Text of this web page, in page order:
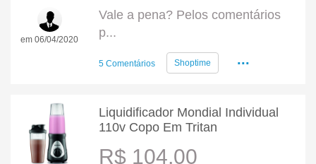
em 06/04/2020
Vale a pena? Pelos comentários
p...
5 Comentários Shoptime ...
Liquidificador Mondial Individual
110v Copo Em Tritan
R$ 104,00